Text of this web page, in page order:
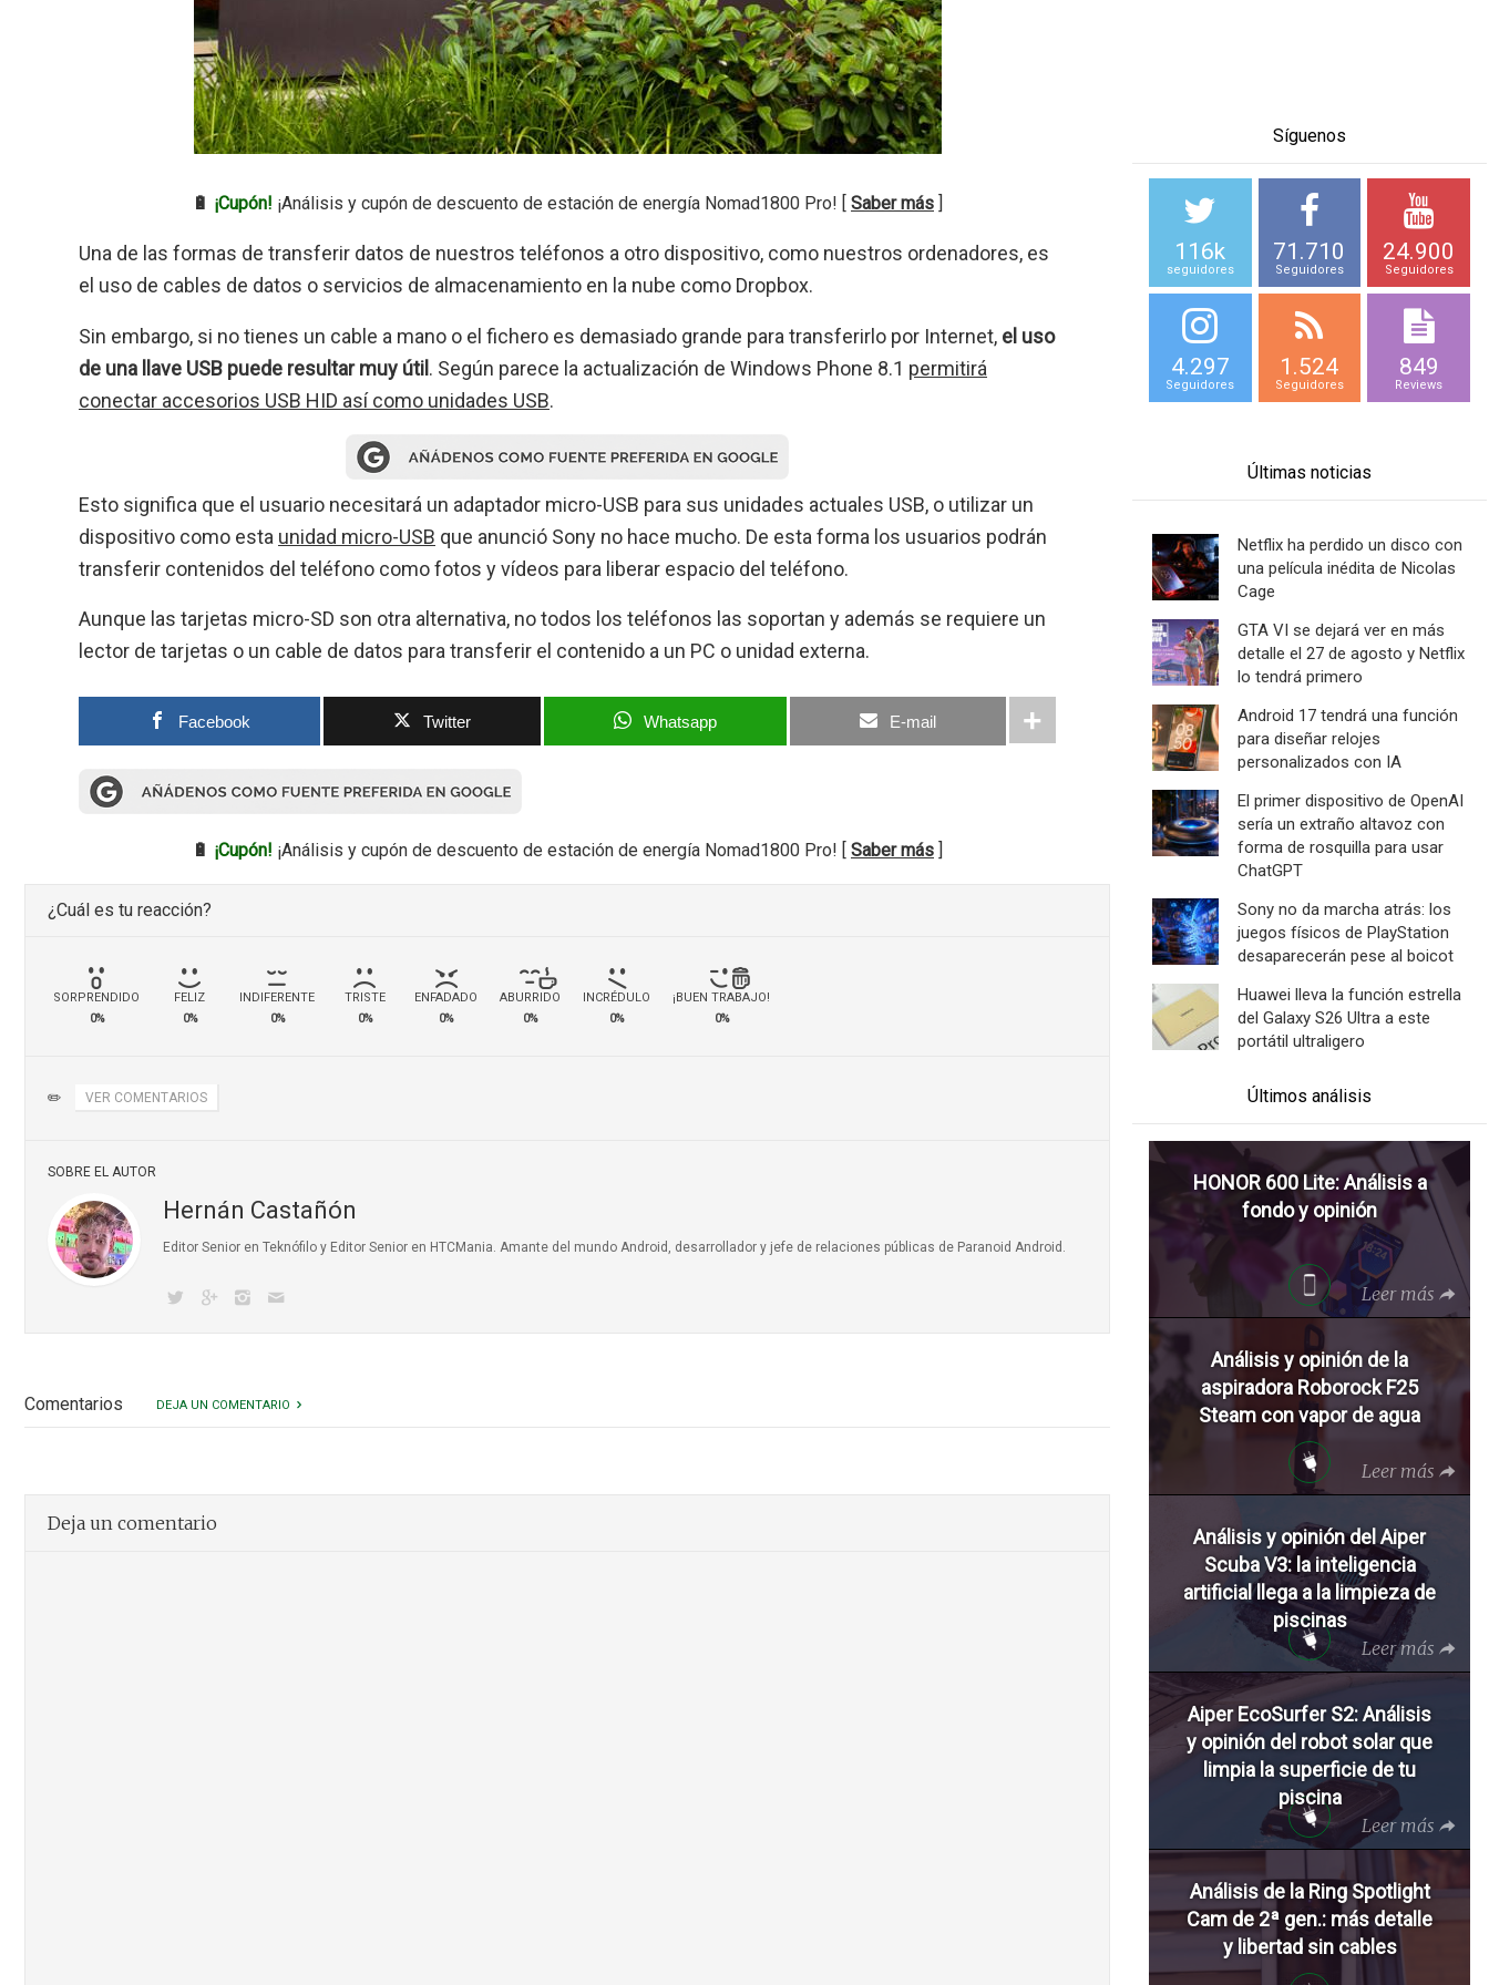
🔋 ¡Cupón! ¡Análisis y cupón de descuento de estación de energía Nomad1800 Pro! [ Saber más ]
Una de las formas de transferir datos de nuestros teléfonos a otro dispositivo, como nuestros ordenadores, es
el uso de cables de datos o servicios de almacenamiento en la nube como Dropbox.
Sin embargo, si no tienes un cable a mano o el fichero es demasiado grande para transferirlo por Internet, el uso
de una llave USB puede resultar muy útil. Según parece la actualización de Windows Phone 8.1 permitirá
conectar accesorios USB HID así como unidades USB.
Esto significa que el usuario necesitará un adaptador micro-USB para sus unidades actuales USB, o utilizar un
dispositivo como esta unidad micro-USB que anunció Sony no hace mucho. De esta forma los usuarios podrán
transferir contenidos del teléfono como fotos y vídeos para liberar espacio del teléfono.
Aunque las tarjetas micro-SD son otra alternativa, no todos los teléfonos las soportan y además se requiere un
lector de tarjetas o un cable de datos para transferir el contenido a un PC o unidad externa.
Facebook Twitter Whatsapp E-mail
🔋 ¡Cupón! ¡Análisis y cupón de descuento de estación de energía Nomad1800 Pro! [ Saber más ]
¿Cuál es tu reacción?
SORPRENDIDO
0%
FELIZ
0%
INDIFERENTE
0%
TRISTE
0%
ENFADADO
0%
ABURRIDO
0%
INCRÉDULO
0%
¡BUEN TRABAJO!
0%
✏️ VER COMENTARIOS
SOBRE EL AUTOR
Hernán Castañón
Editor Senior en Teknófilo y Editor Senior en HTCMania. Amante del mundo Android, desarrollador y jefe de relaciones públicas de Paranoid Android.
Comentarios DEJA UN COMENTARIO
Deja un comentario
Síguenos
116k
seguidores
71.710
Seguidores
24.900
Seguidores
4.297
Seguidores
1.524
Seguidores
849
Reviews
Últimas noticias
Netflix ha perdido un disco con
una película inédita de Nicolas
Cage
GTA VI se dejará ver en más
detalle el 27 de agosto y Netflix
lo tendrá primero
Android 17 tendrá una función
para diseñar relojes
personalizados con IA
El primer dispositivo de OpenAI
sería un extraño altavoz con
forma de rosquilla para usar
ChatGPT
Sony no da marcha atrás: los
juegos físicos de PlayStation
desaparecerán pese al boicot
Huawei lleva la función estrella
del Galaxy S26 Ultra a este
portátil ultraligero
Últimos análisis
HONOR 600 Lite: Análisis a
fondo y opinión
Leer más
Análisis y opinión de la
aspiradora Roborock F25
Steam con vapor de agua
Leer más
Análisis y opinión del Aiper
Scuba V3: la inteligencia
artificial llega a la limpieza de
piscinas
Leer más
Aiper EcoSurfer S2: Análisis
y opinión del robot solar que
limpia la superficie de tu
piscina
Leer más
Análisis de la Ring Spotlight
Cam de 2ª gen.: más detalle
y libertad sin cables